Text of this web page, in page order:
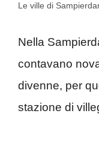
Le ville di
Nella
contavano
divenne, per
stazione di